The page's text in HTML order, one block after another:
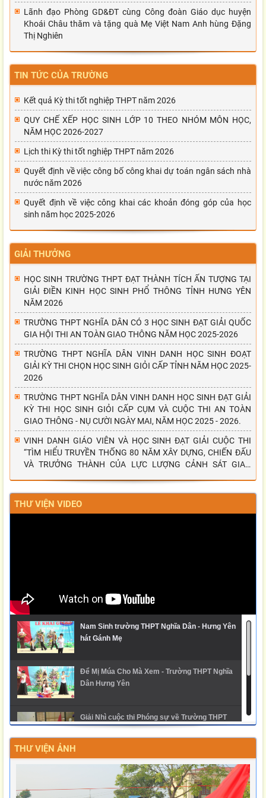
Lãnh đạo Phòng GD&ĐT cùng Công đoàn Giáo dục huyện
Khoái Châu thăm và tặng quà Mẹ Việt Nam Anh hùng Đặng
Thị Nghiên
TIN TỨC CỦA TRƯỜNG
Kết quả Kỳ thi tốt nghiệp THPT năm 2026
QUY CHẾ XẾP HỌC SINH LỚP 10 THEO NHÓM MÔN HỌC,
NĂM HỌC 2026-2027
Lịch thi Kỳ thi tốt nghiệp THPT năm 2026
Quyết định về việc công bố công khai dự toán ngân sách nhà
nước năm 2026
Quyết định về việc công khai các khoản đóng góp của học
sinh năm học 2025-2026
GIẢI THƯỞNG
HỌC SINH TRƯỜNG THPT ĐẠT THÀNH TÍCH ẤN TƯỢNG TẠI
GIẢI ĐIỀN KINH HỌC SINH PHỔ THÔNG TỈNH HƯNG YÊN
NĂM 2026
TRƯỜNG THPT NGHĨA DÂN CÓ 3 HỌC SINH ĐẠT GIẢI QUỐC
GIA HỘI THI AN TOÀN GIAO THÔNG NĂM HỌC 2025-2026
TRƯỜNG THPT NGHĨA DÂN VINH DANH HỌC SINH ĐOẠT
GIẢI KỲ THI CHỌN HỌC SINH GIỎI CẤP TỈNH NĂM HỌC 2025-
2026
TRƯỜNG THPT NGHĨA DÂN VINH DANH HỌC SINH ĐẠT GIẢI
KỲ THI HỌC SINH GIỎI CẤP CỤM VÀ CUỘC THI AN TOÀN
GIAO THÔNG - NỤ CƯỜI NGÀY MAI, NĂM HỌC 2025 - 2026.
VINH DANH GIÁO VIÊN VÀ HỌC SINH ĐẠT GIẢI CUỘC THI
“TÌM HIỂU TRUYỀN THỐNG 80 NĂM XÂY DỰNG, CHIẾN ĐẤU
VÀ TRƯỞNG THÀNH CỦA LỰC LƯỢNG CẢNH SÁT GIAO
THƯ VIỆN VIDEO
Nam Sinh trường THPT Nghĩa Dân - Hưng Yên
hát Gánh Mẹ
Để Mị Múa Cho Mà Xem - Trường THPT Nghĩa
Dân Hưng Yên
Giải Nhì cuộc thi Phóng sự về Trường THPT
Nghĩa Dân
Ngày hội trải nghiệm STEM 2025 - THPT Nghĩa
THƯ VIỆN ẢNH